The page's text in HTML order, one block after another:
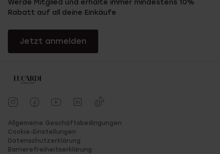
den Artikel dann einfach zurückschicken, wobei keine extra
Kosten anfallen. Also worauf warten Sie noch? Bestellen Sie
the day count!”
Werde Mitglied und erhalte immer mindestens 10%
Rabatt auf all deine Einkäufe
Jetzt anmelden
Allgemeine Geschäftsbedingungen
Cookie-Einstellungen
Datenschutzerklärung
Barrierefreiheitserklärung